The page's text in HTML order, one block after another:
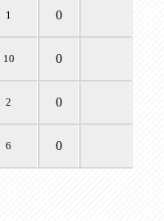
1 0
10 0
2 0
6 0